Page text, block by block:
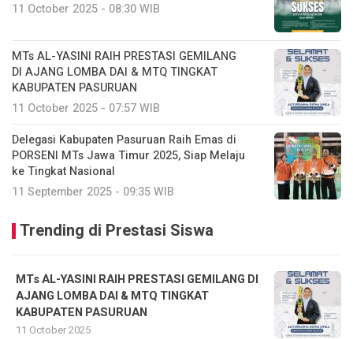
11 October 2025 - 08:30 WIB
MTs AL-YASINI RAIH PRESTASI GEMILANG
DI AJANG LOMBA DAI & MTQ TINGKAT
KABUPATEN PASURUAN
11 October 2025 - 07:57 WIB
Delegasi Kabupaten Pasuruan Raih Emas di
PORSENI MTs Jawa Timur 2025, Siap Melaju
ke Tingkat Nasional
11 September 2025 - 09:35 WIB
Trending di Prestasi Siswa
MTs AL-YASINI RAIH PRESTASI GEMILANG DI
AJANG LOMBA DAI & MTQ TINGKAT
KABUPATEN PASURUAN
11 October 2025